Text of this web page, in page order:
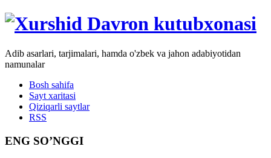
Adib asarlari, tarjimalari, hamda o'zbek va jahon adabiyotidan
namunalar
Bosh sahifa
Sayt xaritasi
Qiziqarli saytlar
RSS
ENG SO’NGGI